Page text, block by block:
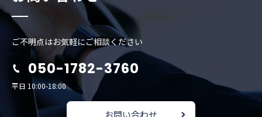
ご不明点はお気軽にご相談ください
050-1782-3760
平日 10:00-18:00
お問い合わせ